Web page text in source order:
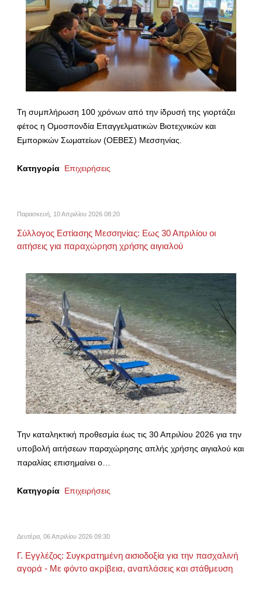
Τη συμπλήρωση 100 χρόνων από την ίδρυσή της γιορτάζει
φέτος η Ομοσπονδία Επαγγελματικών Βιοτεχνικών και
Εμπορικών Σωματείων (ΟΕΒΕΣ) Μεσσηνίας.
Κατηγορία Επιχειρήσεις
Παρασκευή, 10 Απριλίου 2026 08:20
Σύλλογος Εστίασης Μεσσηνίας: Εως 30 Απριλίου οι
αιτήσεις για παραχώρηση χρήσης αιγιαλού
Την καταληκτική προθεσμία έως τις 30 Απριλίου 2026 για την
υποβολή αιτήσεων παραχώρησης απλής χρήσης αιγιαλού και
παραλίας επισημαίνει ο…
Κατηγορία Επιχειρήσεις
Δευτέρα, 06 Απριλίου 2026 09:30
Γ. Εγγλέζος: Συγκρατημένη αισιοδοξία για την πασχαλινή
αγορά - Με φόντο ακρίβεια, αναπλάσεις και στάθμευση